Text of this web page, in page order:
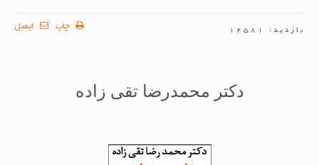
ایمیل چاپ بازدید: 12581
دکتر محمدرضا تقی زاده